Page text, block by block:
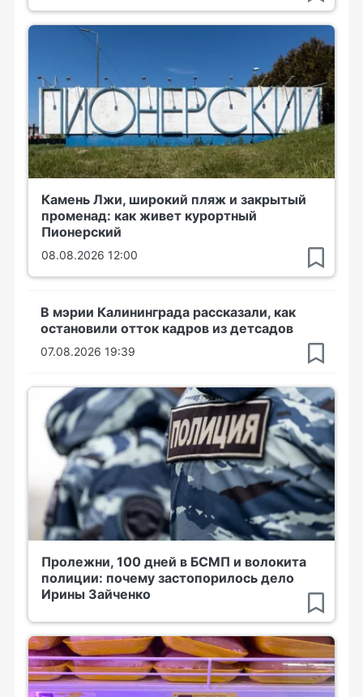
Камень Лжи, широкий пляж и закрытый
променад: как живет курортный
Пионерский
08.08.2026 12:00
В мэрии Калининграда рассказали, как
остановили отток кадров из детсадов
07.08.2026 19:39
Пролежни, 100 дней в БСМП и волокита
полиции: почему застопорилось дело
Ирины Зайченко